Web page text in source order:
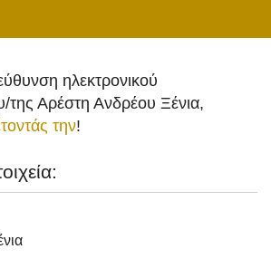
ηλεκτρονικού
της Αρέστη Ανδρέου Ξένια,
την!